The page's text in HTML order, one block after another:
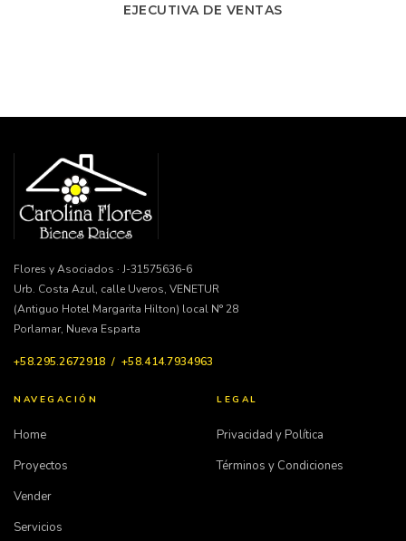
EJECUTIVA DE VENTAS
Flores y Asociados · J-31575636-6
Urb. Costa Azul, calle Uveros, VENETUR
(Antiguo Hotel Margarita Hilton) local N° 28
Porlamar, Nueva Esparta
+58.295.2672918 / +58.414.7934963
NAVEGACIÓN
Home
Proyectos
Vender
Servicios
LEGAL
Privacidad y Política
Términos y Condiciones